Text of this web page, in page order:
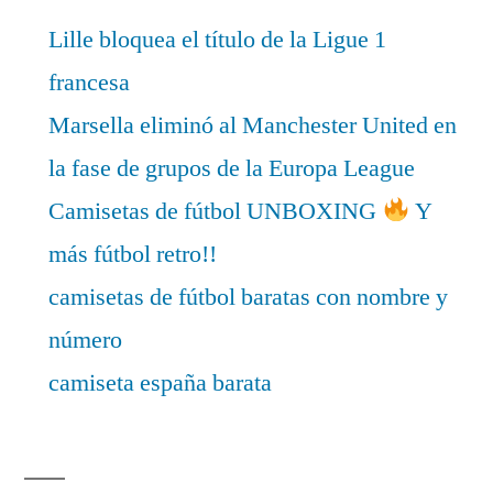
Lille bloquea el título de la Ligue 1
francesa
Marsella eliminó al Manchester United en
la fase de grupos de la Europa League
Camisetas de fútbol UNBOXING
Y
más fútbol retro!!
camisetas de fútbol baratas con nombre y
número
camiseta españa barata